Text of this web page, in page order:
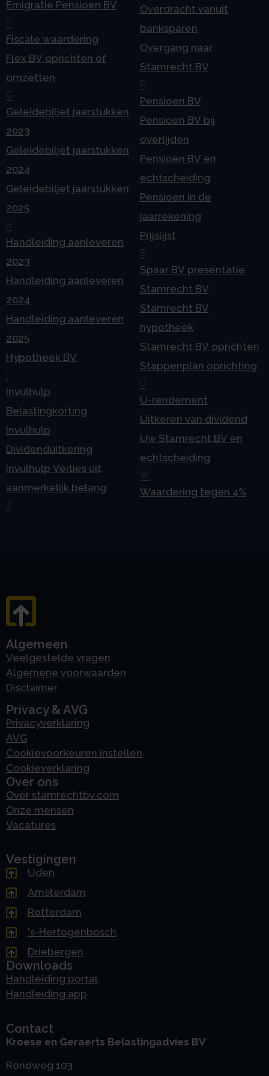
Emigratie Pensioen BV
F
Fiscale waardering
Flex BV oprichten of
omzetten
G
Geleidebiljet jaarstukken
2023
Geleidebiljet jaarstukken
2024
Geleidebiljet jaarstukken
2025
H
Handleiding aanleveren
2023
Handleiding aanleveren
2024
Handleiding aanleveren
2025
Hypotheek BV
I
Invulhulp
Belastingkorting
Invulhulp
Dividenduitkering
Invulhulp Verlies uit
aanmerkelijk belang
J
Overdracht vanuit
banksparen
Overgang naar
Stamrecht BV
P
Pensioen BV
Pensioen BV bij
overlijden
Pensioen BV en
echtscheiding
Pensioen in de
jaarrekening
Prijslijst
S
Spaar BV presentatie
Stamrecht BV
Stamrecht BV
hypotheek
Stamrecht BV oprichten
Stappenplan oprichting
U
U-rendement
Uitkeren van dividend
Uw Stamrecht BV en
echtscheiding
W
Waardering tegen 4%
Algemeen
Veelgestelde vragen
Algemene voorwaarden
Disclaimer
Privacy & AVG
Privacyverklaring
AVG
Cookievoorkeuren instellen
Cookieverklaring
Over ons
Over stamrechtbv.com
Onze mensen
Vacatures
Vestigingen
Uden
Amsterdam
Rotterdam
's-Hertogenbosch
Driebergen
Downloads
Handleiding portal
Handleiding app
Contact
Kroese en Geraerts Belastingadvies BV
Rondweg 103